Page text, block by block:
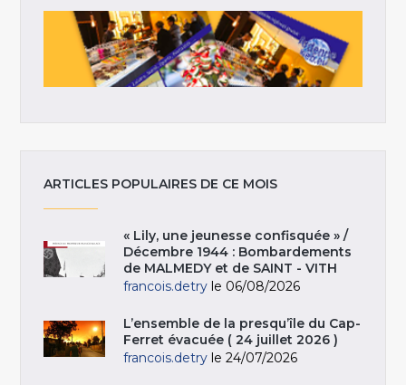
ARTICLES POPULAIRES DE CE MOIS
« Lily, une jeunesse confisquée » /
Décembre 1944 : Bombardements
de MALMEDY et de SAINT - VITH
francois.detry le 06/08/2026
L’ensemble de la presqu’île du Cap-
Ferret évacuée ( 24 juillet 2026 )
francois.detry le 24/07/2026